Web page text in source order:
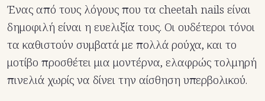
Ένας από τους λόγους που τα cheetah nails είναι
δημοφιλή είναι η ευελιξία τους. Οι ουδέτεροι τόνοι
τα καθιστούν συμβατά με πολλά ρούχα, και το
μοτίβο προσθέτει μια μοντέρνα, ελαφρώς τολμηρή
πινελιά χωρίς να δίνει την αίσθηση υπερβολικού.